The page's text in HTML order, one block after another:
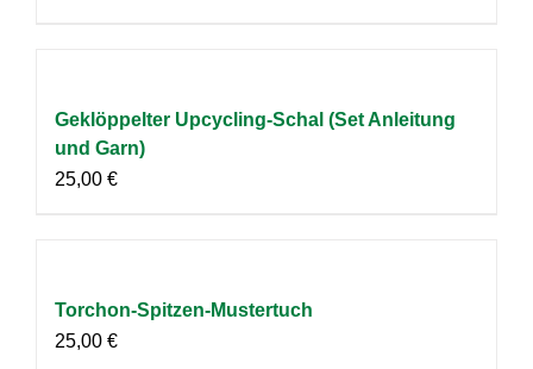
Geklöppelter Upcycling-Schal (Set Anleitung
und Garn)
25,00 €
Torchon-Spitzen-Mustertuch
25,00 €